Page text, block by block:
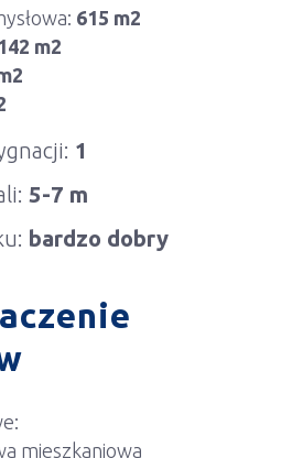
615 m2
142 m2
1
5-7 m
bardzo dobry
mieszkaniowa